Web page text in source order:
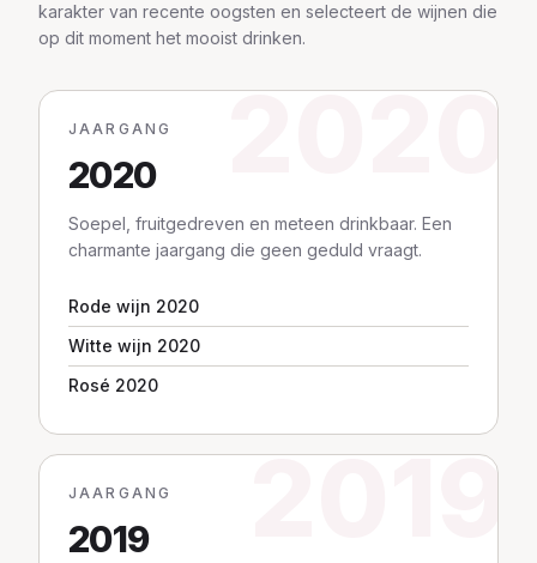
karakter van recente oogsten en selecteert de wijnen die
op dit moment het mooist drinken.
2020
JAARGANG
2020
Soepel, fruitgedreven en meteen drinkbaar. Een
charmante jaargang die geen geduld vraagt.
Rode wijn 2020
Witte wijn 2020
Rosé 2020
2019
JAARGANG
2019